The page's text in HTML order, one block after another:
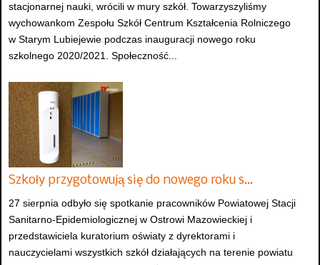
stacjonarnej nauki, wrócili w mury szkół. Towarzyszyliśmy
wychowankom Zespołu Szkół Centrum Kształcenia Rolniczego
w Starym Lubiejewie podczas inauguracji nowego roku
szkolnego 2020/2021. Społeczność...
Szkoły przygotowują się do nowego roku s…
27 sierpnia odbyło się spotkanie pracowników Powiatowej Stacji
Sanitarno-Epidemiologicznej w Ostrowi Mazowieckiej i
przedstawiciela kuratorium oświaty z dyrektorami i
nauczycielami wszystkich szkół działających na terenie powiatu